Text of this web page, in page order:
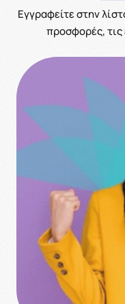
Eγγραφείτε στην
προσφορές,